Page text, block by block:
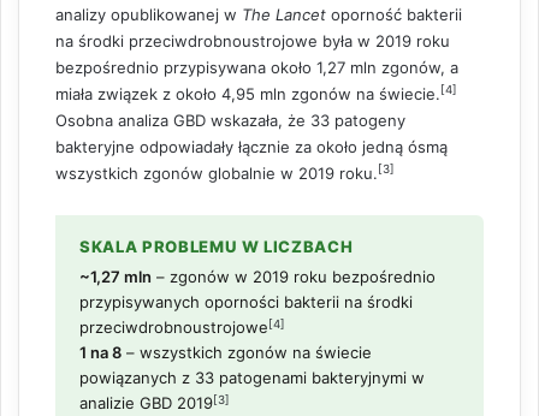
analizy opublikowanej w The Lancet oporność bakterii
na środki przeciwdrobnoustrojowe była w 2019 roku
bezpośrednio przypisywana około 1,27 mln zgonów, a
miała związek z około 4,95 mln zgonów na świecie. [4]
Osobna analiza GBD wskazała, że 33 patogeny
bakteryjne odpowiadały łącznie za około jedną ósmą
wszystkich zgonów globalnie w 2019 roku. [3]
SKALA PROBLEMU W LICZBACH
~1,27 mln – zgonów w 2019 roku bezpośrednio
przypisywanych oporności bakterii na środki
przeciwdrobnoustrojowe [4]
1 na 8 – wszystkich zgonów na świecie
powiązanych z 33 patogenami bakteryjnymi w
analizie GBD 2019[3]